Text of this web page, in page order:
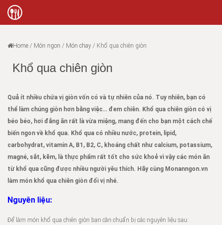
Home / Món ngon / Món chay / Khổ qua chiên giòn
Khổ qua chiên giòn
Quả ít nhiều chứa vị giòn vốn có và tự nhiên của nó. Tuy nhiên, bạn có
thể làm chúng giòn hơn bằng việc… đem chiên. Khổ qua chiên giòn có vị
béo béo, hơi đắng ăn rất là vừa miệng, mang đến cho bạn một cách chế
biến ngon về khổ qua. Khổ qua có nhiều nước, protein, lipid,
carbohydrat, vitamin A, B1, B2, C, khoáng chất như calcium, potassium,
magné, sắt, kẽm, là thực phẩm rất tốt cho sức khoẻ vì vậy các món ăn
từ khổ qua cũng được nhiều người yêu thích. Hãy cùng Monanngon.vn
làm món khổ qua chiên giòn đổi vị nhé.
Nguyên liệu:
Để làm món khổ qua chiên giòn bạn cần chuẩn bị các nguyên liệu sau: